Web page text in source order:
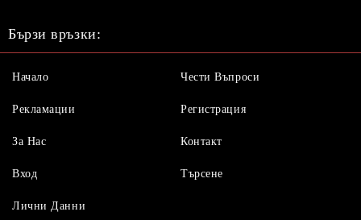
Бързи връзки:
Начало
Рекламации
За Нас
Вход
Чести Въпроси
Регистрация
Контакт
Търсене
Лични Данни